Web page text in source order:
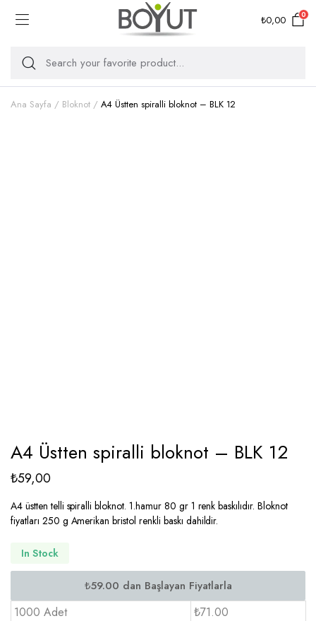
₺0,00 0
Ana Sayfa Bloknot A4 Üstten spiralli bloknot – BLK 12
A4 Üstten spiralli bloknot – BLK 12
₺59,00
A4 üstten telli spiralli bloknot. 1.hamur 80 gr 1 renk baskılıdır. Bloknot
fiyatları 250 g Amerikan bristol renkli baskı dahildir.
In Stock
1000 Adet
₺71.00